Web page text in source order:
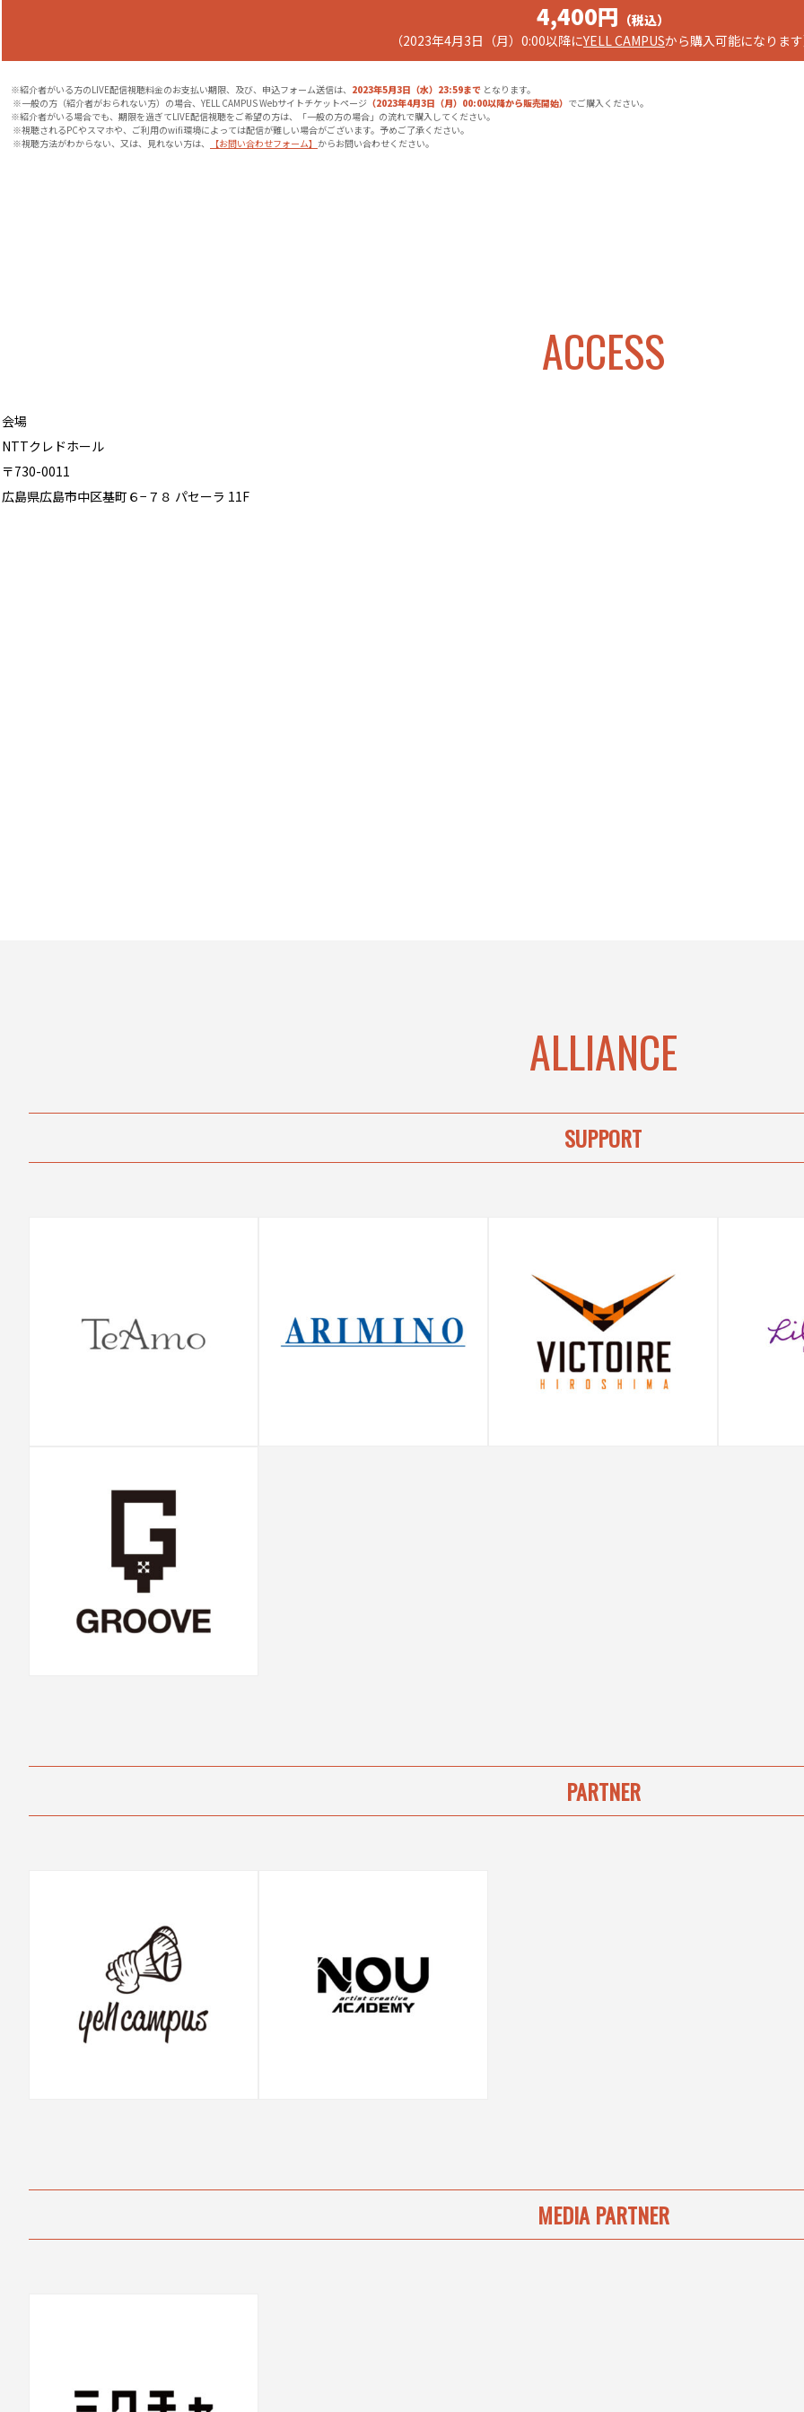
4,400円 （税込）
（2023年4月3日（月）0:00以降にYELL CAMPUSから購入可能になりま
※紹介者がいる方のLIVE配信視聴料金のお支払い期限、及び、申込フォーム送信は、 2023年5月3日（水）23:59まで となります。
※一般の方（紹介者がおられない方）の場合、YELL CAMPUS Webサイトチケットページ （2023年4月3日（月）00:00以降から販売開始） でご購入ください。
※紹介者がいる場合でも、期限を過ぎてLIVE配信視聴をご希望の方は、「一般の方の場合」の流れで購入してください。
※視聴されるPCやスマホや、ご利用のwifi環境によっては配信が難しい場合がございます。予めご了承ください。
※視聴方法がわからない、又は、見れない方は、
【お問い合わせフォーム】 からお問い合わせください。
ACCESS
会場
NTTクレドホール
〒730-0011
広島県広島市中区基町６−７８ パセーラ 11F
ALLIANCE
SUPPORT
PARTNER
MEDIA PARTNER